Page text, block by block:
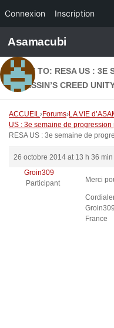
Connexion Inscription
Skip to content
Asamacubi
REPLY TO: RESA US : 3E
ASSASSIN’S CREED
ACCUEIL›Forums›LA VIE
US : 3e semaine de progression
RESA US : 3e semaine de
26 octobre 2014 at 13 h 36 min
Groin309
Participant
Merci
France